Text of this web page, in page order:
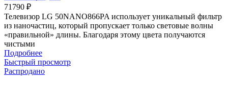
71790 ₽
Телевизор LG 50NANO866PA использует уникальный фильтр
из наночастиц, который пропускает только световые волны
«правильной» длины. Благодаря этому цвета получаются
чистыми
Подробнее
Быстрый просмотр
Распродано